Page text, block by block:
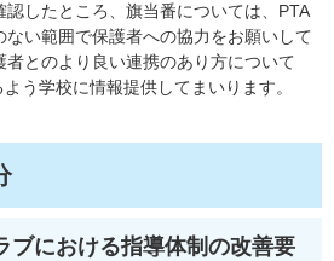
したところ、旗当番については、PTA
い範囲で保護者への協力をお願いして
とのより良い連携のあり方について
う学校に情報提供してまいります。
ブにおける指導体制の改善要